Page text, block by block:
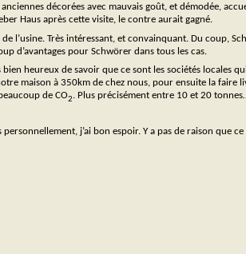
décorées avec mauvais goût, et démodée,
Haus après cette visite, le contre aurait gagné.
l’usine. Très intéressant, et convainquant. Du coup,
d’avantages pour Schwörer dans tous les cas.
heureux de savoir que ce sont les sociétés locales
maison à 350km de chez nous, pour ensuite la faire
de CO2. Plus précisément entre 10 et 20
j’ai bon espoir. Y a pas de raison que